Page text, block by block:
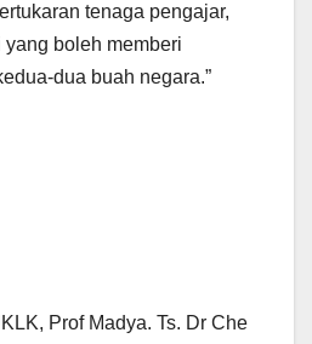
tenaga pengajar,
boleh memberi
dua buah negara.”
Prof Madya. Ts. Dr Che